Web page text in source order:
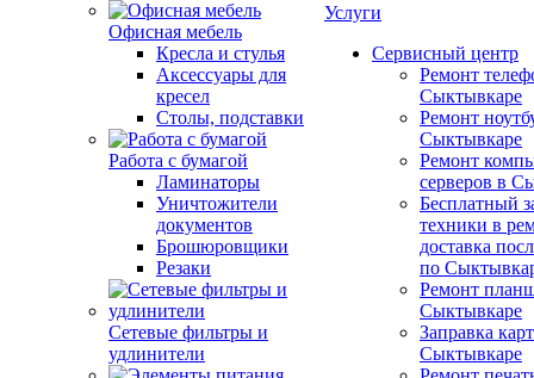
Офисная мебель
Кресла и стулья
Аксессуары для
кресел
Столы, подставки
Работа с бумагой
Ламинаторы
Уничтожители
документов
Брошюровщики
Резаки
Сетевые фильтры и
удлинители
Услуги
Сервисный центр
Ремонт
Сыктывкаре
Ремонт
Сыктывкаре
Ремонт
серверов в
Бесплатный
техники в
доставка
по
Ремонт
Сыктывкаре
Заправка
Сыктывкаре